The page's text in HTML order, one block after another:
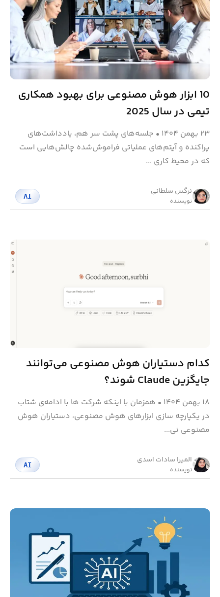
10 ابزار هوش مصنوعی برای بهبود همکاری
تیمی در سال 2025
۲۳ بهمن ۱۴۰۴ • جلسه‌های پشت سر هم، یادداشت‌های
پراکنده و آیتم‌های عملیاتی فراموش‌شده چالش‌هایی است
که در محیط کاری ...
نرگس سلطانی
نویسنده
AI
کدام دستیاران هوش مصنوعی می‌توانند
جایگزین Claude شوند؟
۱۸ بهمن ۱۴۰۴ • همزمان با اینکه شرکت ها با ادامه‌ی شتاب
در یکپارچه‌ سازی ابزارهای هوش مصنوعی، دستیاران هوش
مصنوعی نی...
المیرا سادات اسدی
نویسنده
AI